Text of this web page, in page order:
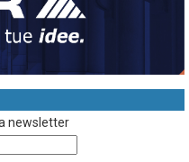
newsletter